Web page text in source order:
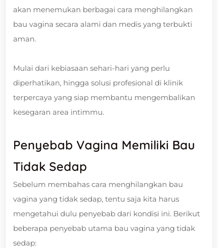
akan menemukan berbagai cara menghilangkan
bau vagina secara alami dan medis yang terbukti
aman.
Mulai dari kebiasaan sehari-hari yang perlu
diperhatikan, hingga solusi profesional di klinik
terpercaya yang siap membantu mengembalikan
kesegaran area intimmu.
Penyebab Vagina Memiliki Bau
Tidak Sedap
Sebelum membahas cara menghilangkan bau
vagina yang tidak sedap, tentu saja kita harus
mengetahui dulu penyebab dari kondisi ini. Berikut
beberapa penyebab utama bau vagina yang tidak
sedap: